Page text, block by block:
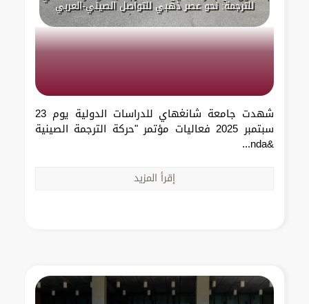
للترجمة: نحو عصر ذهبي للتواصل الصيني-العربي
شهدت جامعة شانغهاي للدراسات الدولية يوم 23
سبتمبر 2025 فعاليات مؤتمر "حركة الترجمة الصينية
&nda...
إقرأ المزيد